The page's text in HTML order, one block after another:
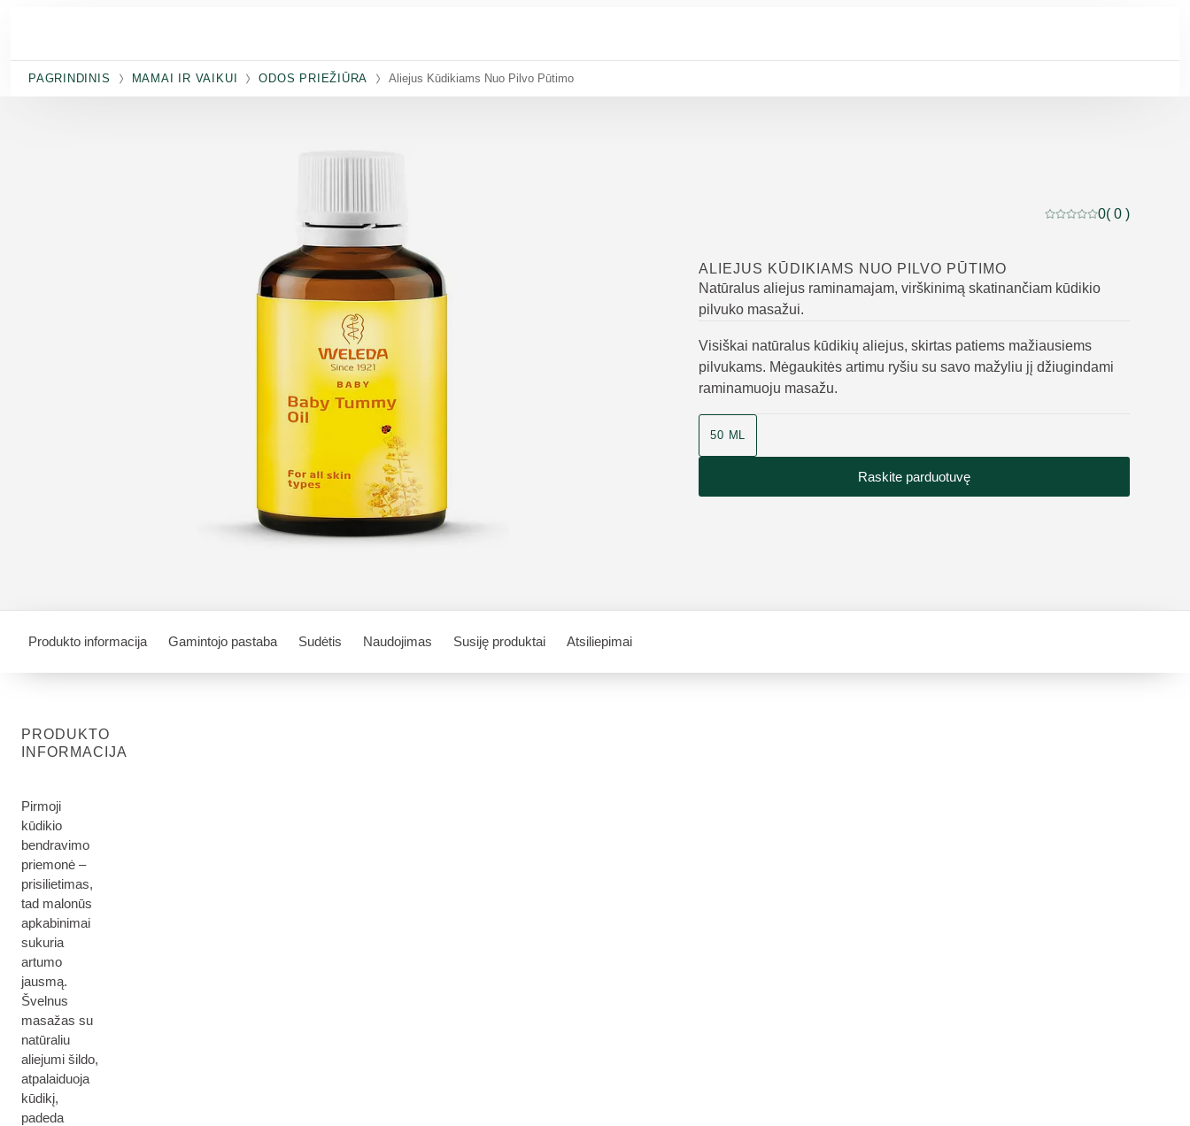
PAGRINDINIS MAMAI IR VAIKUI ODOS PRIEŽIŪRA Aliejus Kūdikiams Nuo Pilvo Pūtimo
Dabartinis
0( 0 )
ALIEJUS KŪDIKIAMS NUO PILVO PŪTIMO
Natūralus aliejus raminamajam, virškinimą skatinančiam kūdikio
pilvuko masažui.
Visiškai natūralus kūdikių aliejus, skirtas patiems mažiausiems
pilvukams. Mėgaukitės artimu ryšiu su savo mažyliu jį džiugindami
raminamuoju masažu.
50 ML
Raskite parduotuvę
Produkto informacija Gamintojo pastaba Sudėtis Naudojimas Susiję produktai Atsiliepimai
PRODUKTO
INFORMACIJA
Pirmoji
kūdikio
bendravimo
priemonė –
prisilietimas,
tad malonūs
apkabinimai
sukuria
artumo
jausmą.
Švelnus
masažas su
natūraliu
aliejumi šildo,
atpalaiduoja
kūdikį,
padeda